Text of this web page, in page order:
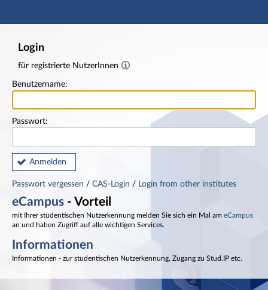
Hauptnavigation
Login
für registrierte NutzerInnen
Benutzername:
Passwort:
Anmelden
Passwort vergessen / CAS-Login / Login from other institutes
eCampus - Vorteil
mit Ihrer studentischen Nutzerkennung melden Sie sich ein Mal am eCampus
an und haben Zugriff auf alle wichtigen Services.
Informationen
Informationen - zur studentischen Nutzerkennung, Zugang zu Stud.IP etc.